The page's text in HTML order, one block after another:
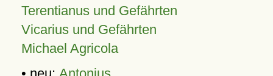
Terentianus und Gefährten
Vicarius und Gefährten
Michael Agricola